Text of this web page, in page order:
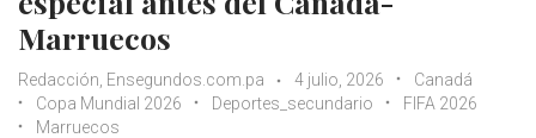
Marruecos
Redacción, Ensegundos.com.pa 4 julio, 2026
Canadá
Copa Mundial 2026
Deportes_secundario
FIFA 2026
Marruecos